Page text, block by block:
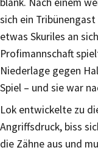
sich ein
etwas Skuriles an
Profimannschaft
Niederlage gegen
Spiel – und sie war
Lok entwickelte zu
Angriffsdruck, biss
die Zähne aus und